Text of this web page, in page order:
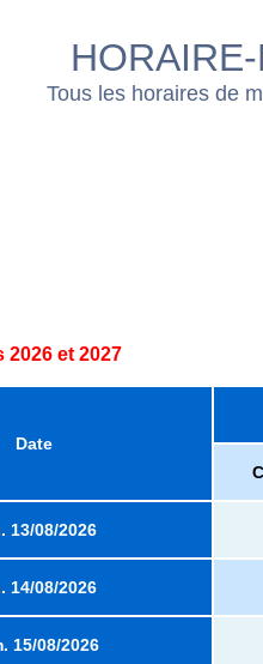
Tous les horaires de
2026 et 2027
Date
13/08/2026
14/08/2026
15/08/2026